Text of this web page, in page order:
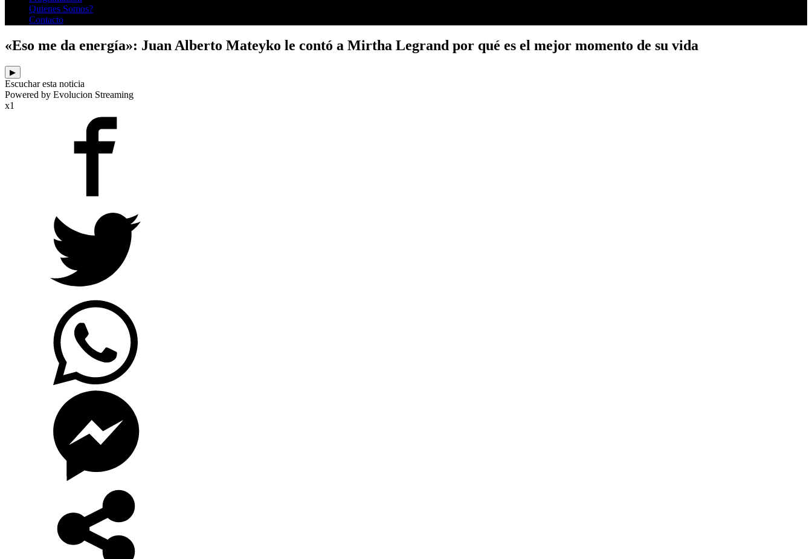
Quienes Somos?
Contacto
«Eso me da energía»: Juan Alberto Mateyko le contó a Mirtha Legrand por qué es el mejor momento de su vida
▶
Escuchar esta noticia
Powered by Evolucion Streaming
x1